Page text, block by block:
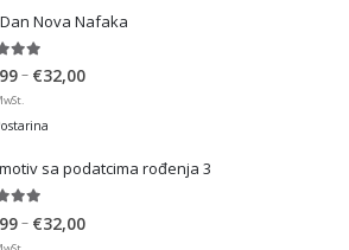
Nova Nafaka
out of 5
– €32,00Price
€32,00
sa podatcima rođenja 3
– €32,00Price